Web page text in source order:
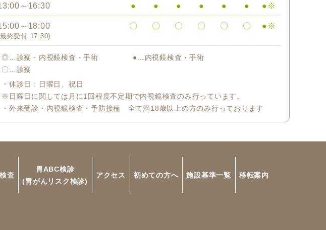
～16:30 ● ● ● ● ● ● ●※
～18:00
終受付 17:30)
〇 〇 〇 〇 〇 〇 ●※
◎…診察・内視鏡検査・手術
●…内視鏡検査・手術
〇…診察
・休診日：日曜日、祝日
※日曜日に関しては月に1回程度不定期で内視鏡検査のみ行っています。
・外来受診・内視鏡検査・予防接種 全て満18歳以上の方のみ行っております
査
胃ABC検診
(胃がんリスク検診)
アクセス 初めての方へ 施設基準一覧 移転案内